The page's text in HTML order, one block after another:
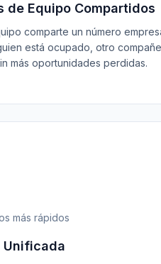
de Equipo Compartidos
comparte un número
está ocupado, otro
más oportunidades perdidas.
más rápidos
Unificada